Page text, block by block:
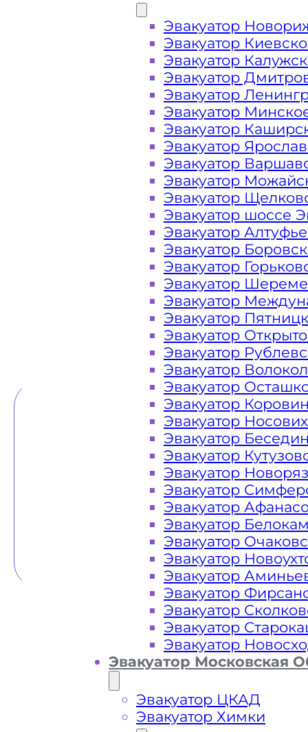
Цена известна при заказе услуги
стоимость услуг без скрытых
Круглосуточная поддержка-
Москва осуществляется 24 часа в
Закажите услугу "эвакуатор
на сайте компании «МОБИ»
Вам необходимы услуги
и недорого? Эвакуаторы
площадях района Царицыно 24
готовы оказать помощь на
высокое
WHATSAPP
Эвакуатор
Эвакуатор
Эвакуатор
Эвакуатор
Эвакуатор
Эвакуатор
Эвакуатор
Эвакуатор
Эвакуатор
Эвакуатор
Эвакуатор
Эвакуатор шоссе
Эвакуатор
Эвакуатор
Эвакуатор
Эвакуатор
Эвакуатор
Эвакуатор
Эвакуатор
Эвакуатор
Эвакуатор
Эвакуатор
Эвакуатор
Эвакуатор
Эвакуатор
Эвакуатор
Эвакуатор
Эвакуатор
Эвакуатор
Эвакуатор
Эвакуатор
Эвакуатор
Эвакуатор
Эвакуатор
Эвакуатор
Эвакуатор
Эвакуатор
Эвакуатор Московская
Эвакуатор ЦКАД
Эвакуатор Химки